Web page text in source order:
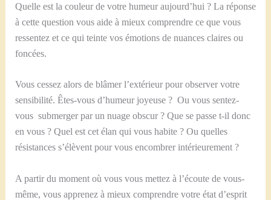
Quelle est la couleur de votre humeur aujourd’hui ? La réponse
à cette question vous aide à mieux comprendre ce que vous
ressentez et ce qui teinte vos émotions de nuances claires ou
foncées.
Vous cessez alors de blâmer l’extérieur pour observer votre
sensibilité. Êtes-vous d’humeur joyeuse ? Ou vous sentez-
vous submerger par un nuage obscur ? Que se passe t-il donc
en vous ? Quel est cet élan qui vous habite ? Ou quelles
résistances s’élèvent pour vous encombrer intérieurement ?
A partir du moment où vous vous mettez à l’écoute de vous-
même, vous apprenez à mieux comprendre votre état d’esprit